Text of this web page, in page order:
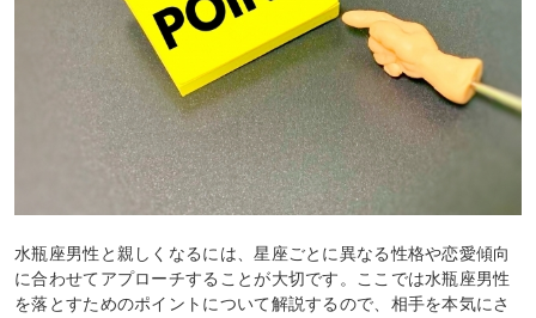
水瓶座男性と親しくなるには、星座ごとに異なる性格や恋愛傾向
に合わせてアプローチすることが大切です。ここでは水瓶座男性
を落とすためのポイントについて解説するので、相手を本気にさ